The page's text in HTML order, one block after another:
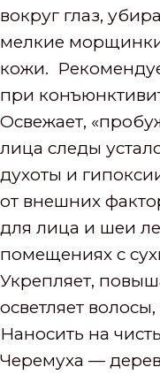
вокруг глаз,
мелкие
кожи.
при
Освежает,
лица следы
духоты и
от внешних
для лица и шеи
помещениях с
Укрепляет,
осветляет
Наносить на
Черемуха —